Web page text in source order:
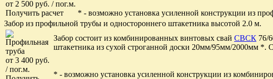
от 2 500 руб. / пог.м.
Получить расчет
* - возможно установка усиленной конструкции из
Забор из профильной трубы и одностороннего штакетника высотой 2.0 м.
от 3 400 руб.
/ пог.м.
Забор состоит из комбинированных винтовых свай СВСК 76/
штакетника из сухой строганной доски 20мм/95мм/2000мм *.
* - возможно установка усиленной конструкции из